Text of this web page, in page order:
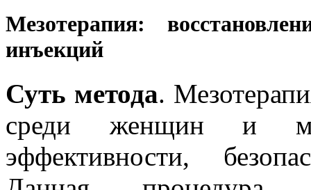
Мезотерапия:
инъекций
Суть метода.
среди женщин и
эффективности,